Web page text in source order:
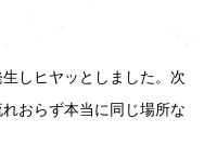
しヒヤッとしました。次
おらず本当に同じ場所な